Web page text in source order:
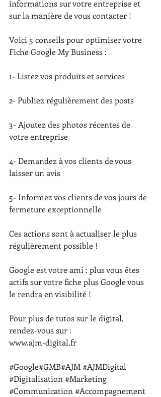
informations sur votre entreprise et
sur la manière de vous contacter !
Voici 5 conseils pour optimiser votre
Fiche Google My Business :
1- Listez vos produits et services
2- Publiez régulièrement des posts
3- Ajoutez des photos récentes de
votre entreprise
4- Demandez à vos clients de vous
laisser un avis
5- Informez vos clients de vos jours de
fermeture exceptionnelle
Ces actions sont à actualiser le plus
régulièrement possible !
Google est votre ami : plus vous êtes
actifs sur votre fiche plus Google vous
le rendra en visibilité !
Pour plus de tutos sur le digital,
rendez-vous sur :
www.ajm-digital.fr
#Google#GMB#AJM #AJMDigital
#Digitalisation #Marketing
#Communication #Accompagnement